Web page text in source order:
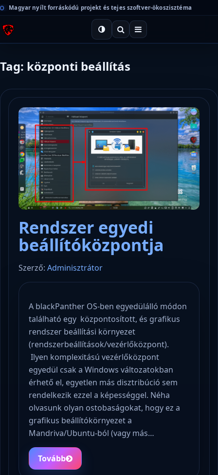
Magyar nyílt forráskódú projekt és tejes szoftver-ökoszisztéma
Tag: központi beállítás
Rendszer egyedi
beállítóközpontja
Szerző: Adminisztrátor
A blackPanther OS-ben egyedülálló módon
található egy központosított, és grafikus
rendszer beállítási környezet
(rendszerbeállítások/vezérlőközpont).
Ilyen komplexitású vezérlőközpont
egyedül csak a Windows változatokban
érhető el, egyetlen más disztribúció sem
rendelkezik ezzel a képességgel. Néha
olvasunk olyan ostobaságokat, hogy ez a
grafikus beállítókörnyezet a
Mandriva/Ubuntu-ból (vagy más…
Tovább